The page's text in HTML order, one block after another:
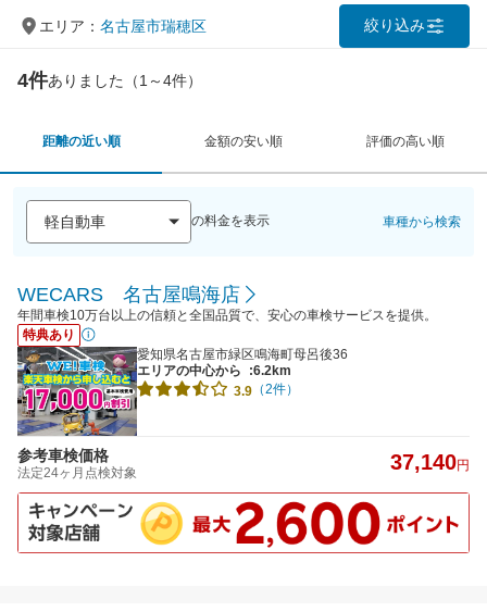
エリア： 名古屋市瑞穂区 絞り込み
4件ありました（1～4件）
距離の近い順 金額の安い順 評価の高い順
の料金を表示 車種から検索
WECARS 名古屋鳴海店
年間車検10万台以上の信頼と全国品質で、安心の車検サービスを提供。
特典あり
愛知県名古屋市緑区鳴海町母呂後36
エリアの中心から
:6.2km
3.9 （2件）
参考車検価格
法定24ヶ月点検対象 37,140円